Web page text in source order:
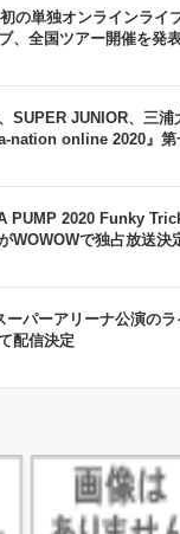
の単独オンラインラ
、全国ツアー開催を発
SUPER JUNIOR、三
nation online 2020』第
PUMP 2020 Funky
WOWOWで独占放送決
ーパーアリーナ公演の
配信決定